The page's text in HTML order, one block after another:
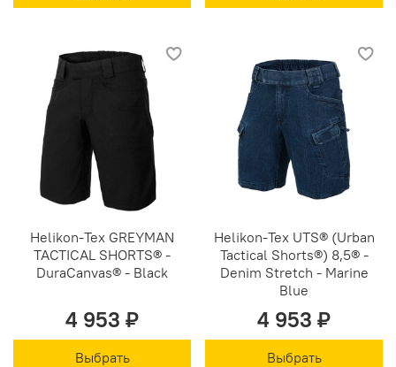
Helikon-Tex GREYMAN
TACTICAL SHORTS® -
DuraCanvas® - Black
4 953 ₽
Выбрать
Helikon-Tex UTS® (Urban
Tactical Shorts®) 8,5® -
Denim Stretch - Marine
Blue
4 953 ₽
Выбрать